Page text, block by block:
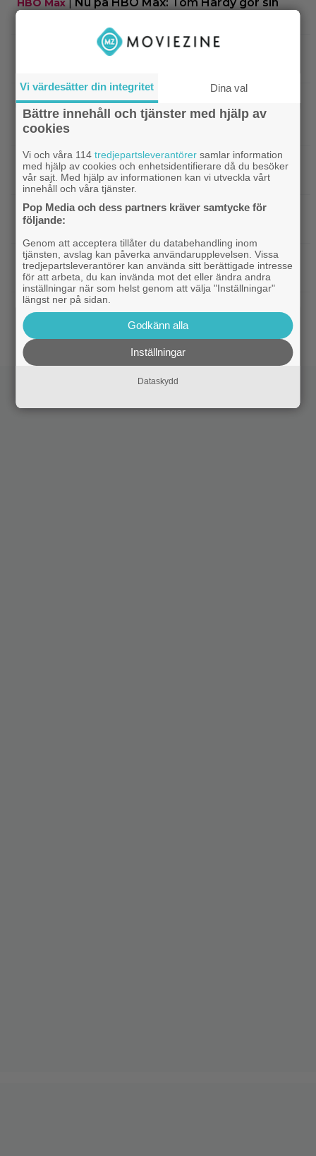
HBO Max
Nu på HBO Max: Tom Hardy gör sin
|Kvällens tv-tips: Du kan inte ana
Christopher Nolan|På tv ikväll: En av Nolans
bästa filmer fyller 20 – gick nästan till en annan
regissör
TV-spel| På tv ikväll: Edward Norton gjorde sin
hyllade filmdebut i denna skarpa thriller
Fantasy|Sista säsongen av ”The Witcher”
försenas – släpps 2027
Netflix| Nu på Netflix: Tidlös krigsklassiker från
1961 fick fullpott
Klassiker|”Hajen” i topp när Empires läsare
korar tidernas 100 bästa filmer
Vi värdesätter din integritet Dina val
Bättre innehåll och tjänster med hjälp av
cookies
Vi och våra 114tredjepartsleverantörer samlar information
med hjälp av cookies och enhetsidentifierare då du besöker
vår sajt. Med hjälp av informationen kan vi utveckla vårt
innehåll och våra tjänster.
Pop Media och dess partners kräver samtycke för
följande:
Genom att acceptera tillåter du databehandling inom
tjänsten, avslag kan påverka användarupplevelsen. Vissa
tredjepartsleverantörer kan använda sitt berättigade intresse
för att arbeta, du kan invända mot det eller ändra andra
inställningar när som helst genom att välja "Inställningar"
längst ner på sidan.
Godkänn alla
Inställningar
Dataskydd